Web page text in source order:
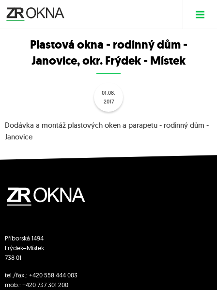
Plastová okna - rodinný dům -
Janovice, okr. Frýdek - Místek
01.08.
2017
Dodávka a montáž plastových oken a parapetu - rodinný dům -
Janovice
Příborská 1494
Frýdek–Místek
738 01
tel./fax.: +420 558 444 003
mob.: +420 737 301 200